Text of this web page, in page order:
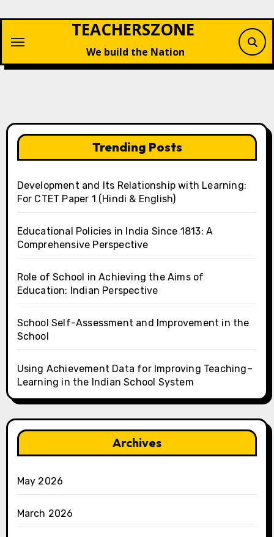
content
TEACHERSZONE
We build the Nation
Trending Posts
Development and Its Relationship with Learning:
For CTET Paper 1 (Hindi & English)
Educational Policies in India Since 1813: A
Comprehensive Perspective
Role of School in Achieving the Aims of
Education: Indian Perspective
School Self-Assessment and Improvement in the
School
Using Achievement Data for Improving Teaching–
Learning in the Indian School System
Archives
May 2026
March 2026